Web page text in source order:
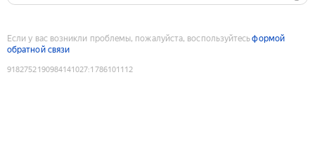
Если у вас возникли проблемы, пожалуйста, воспользуйтесьформой
обратной связи
9182752190984141027:1786101112